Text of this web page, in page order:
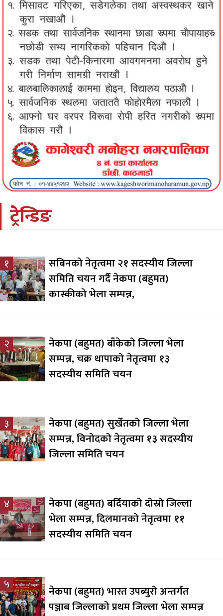
ट्रेन्डिङ
१
सबिनको नेतृत्वमा २१ सदस्यीय जिल्ला
समिति चयन गर्दै नेकपा (बहुमत)
कास्कीको भेला सम्पन्न,
२
नेकपा (बहुमत) बाँकेको जिल्ला भेला
सम्पन्न, चक्र थापाको नेतृत्वमा १३
सदस्यीय समिति चयन
३
नेकपा (बहुमत) सुर्खेतको जिल्ला भेला
सम्पन्न, विनोदको नेतृत्वमा १३ सदस्यीय
जिल्ला समिति चयन
४
नेकपा (बहुमत) बर्दियाको दोस्रो जिल्ला
भेला सम्पन्न, दिलमानको नेतृत्वमा ११
सदस्यीय समिति चयन
५
नेकपा (बहुमत) भारत उपब्युरो अन्तर्गत
पञ्जाब जिल्लाको प्रथम जिल्ला भेला सम्पन्न